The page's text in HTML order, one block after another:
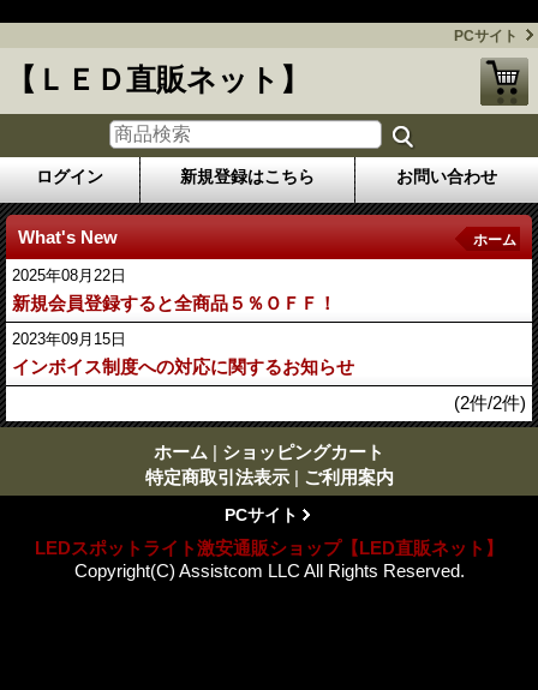
PCサイト
【ＬＥＤ直販ネット】
ログイン 新規登録はこちら お問い合わせ
What's New ホーム
2025年08月22日
新規会員登録すると全商品５％ＯＦＦ！
2023年09月15日
インボイス制度への対応に関するお知らせ
(2件/2件)
ホーム | ショッピングカート
特定商取引法表示 | ご利用案内
PCサイト
LEDスポットライト激安通販ショップ【LED直販ネット】
Copyright(C) Assistcom LLC All Rights Reserved.